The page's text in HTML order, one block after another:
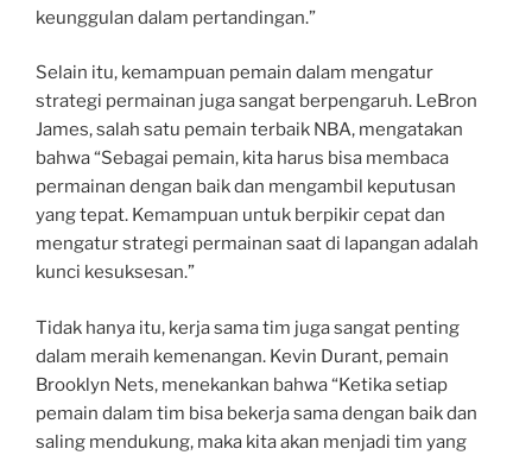
keunggulan dalam pertandingan.”
Selain itu, kemampuan pemain dalam mengatur
strategi permainan juga sangat berpengaruh. LeBron
James, salah satu pemain terbaik NBA, mengatakan
bahwa “Sebagai pemain, kita harus bisa membaca
permainan dengan baik dan mengambil keputusan
yang tepat. Kemampuan untuk berpikir cepat dan
mengatur strategi permainan saat di lapangan adalah
kunci kesuksesan.”
Tidak hanya itu, kerja sama tim juga sangat penting
dalam meraih kemenangan. Kevin Durant, pemain
Brooklyn Nets, menekankan bahwa “Ketika setiap
pemain dalam tim bisa bekerja sama dengan baik dan
saling mendukung, maka kita akan menjadi tim yang